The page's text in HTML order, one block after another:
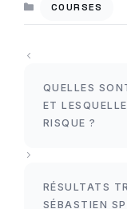
COURSES
QUELLES
ET
RISQUE ?
RÉSULTATS
SÉBASTIEN